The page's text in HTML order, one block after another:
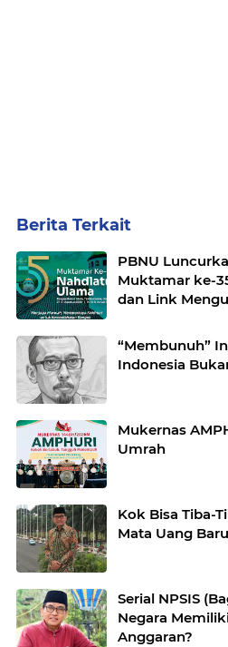
Berita Terkait
PBNU
Muktamar ke-
dan Link
“Membunuh”
Indonesia
Mukernas
Umrah
Kok Bisa Tiba-
Mata Uang
Serial NPSIS
Negara
Anggaran?